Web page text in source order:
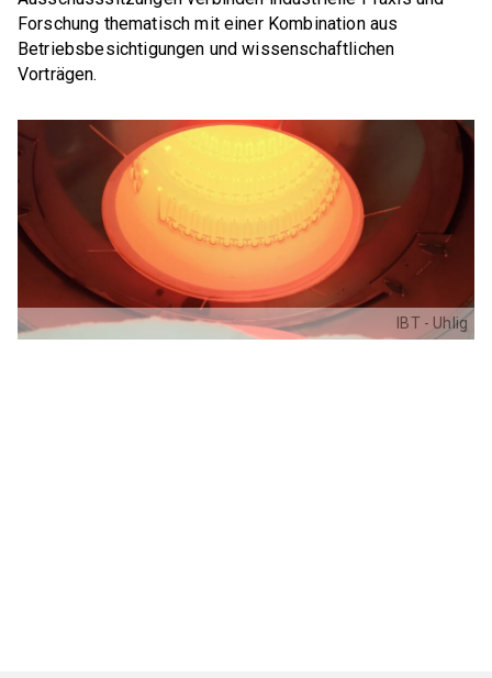
DKG FG 5 "Silikatkeramik"
DKG FG 6 "Keramik in der Umwelttechnik"
DKG FG 8 "Keramik für die Optik"
GEMEINSCHAFTSAUSSCHÜSSE (GA)
GA Feuerfest
GA Glasig-kristalline Multifunktionswerkstoffe
GA Hochleistungskeramik
Forschung thematisch mit einer Kombination aus
Betriebsbesichtigungen und wissenschaftlichen
Vorträgen.
IBT - Uhlig